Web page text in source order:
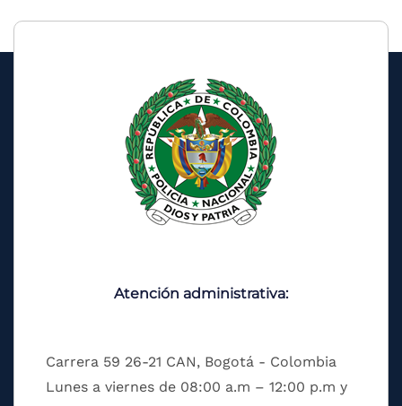
Atención administrativa:
Carrera 59 26-21 CAN, Bogotá - Colombia
Lunes a viernes de 08:00 a.m – 12:00 p.m y